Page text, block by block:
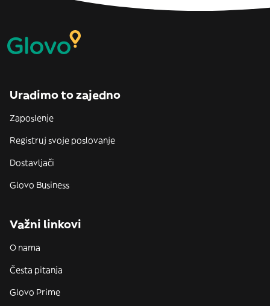
Uradimo to zajedno
Zaposlenje
Registruj svoje poslovanje
Dostavljači
Glovo Business
Važni linkovi
O nama
Česta pitanja
Glovo Prime